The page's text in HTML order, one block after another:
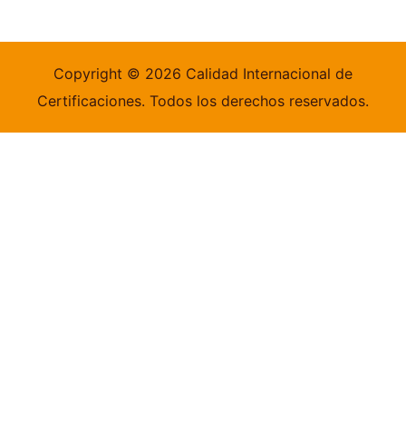
Copyright © 2026 Calidad Internacional de
Certificaciones. Todos los derechos reservados.